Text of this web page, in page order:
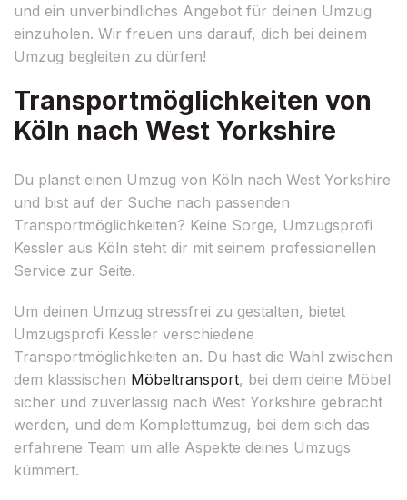
und ein unverbindliches Angebot für deinen Umzug
einzuholen. Wir freuen uns darauf, dich bei deinem
Umzug begleiten zu dürfen!
Transportmöglichkeiten von
Köln nach West Yorkshire
Du planst einen Umzug von Köln nach West Yorkshire
und bist auf der Suche nach passenden
Transportmöglichkeiten? Keine Sorge, Umzugsprofi
Kessler aus Köln steht dir mit seinem professionellen
Service zur Seite.
Um deinen Umzug stressfrei zu gestalten, bietet
Umzugsprofi Kessler verschiedene
Transportmöglichkeiten an. Du hast die Wahl zwischen
dem klassischen Möbeltransport, bei dem deine Möbel
sicher und zuverlässig nach West Yorkshire gebracht
werden, und dem Komplettumzug, bei dem sich das
erfahrene Team um alle Aspekte deines Umzugs
kümmert.